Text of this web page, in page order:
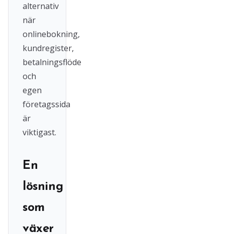
alternativ
när
onlinebokning,
kundregister,
betalningsflöde
och
egen
företagssida
är
viktigast.
En
lösning
som
växer